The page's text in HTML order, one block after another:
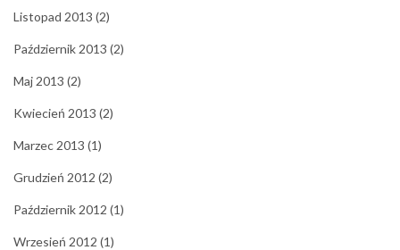
Listopad 2013 (2)
Październik 2013 (2)
Maj 2013 (2)
Kwiecień 2013 (2)
Marzec 2013 (1)
Grudzień 2012 (2)
Październik 2012 (1)
Wrzesień 2012 (1)